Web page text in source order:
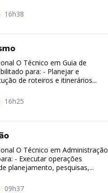
16h38
O Técnico em Guia de
para: - Planejar e
de roteiros e itinerários...
16h25
O Técnico em Administração
- Executar operações
planejamento, pesquisas,...
09h37